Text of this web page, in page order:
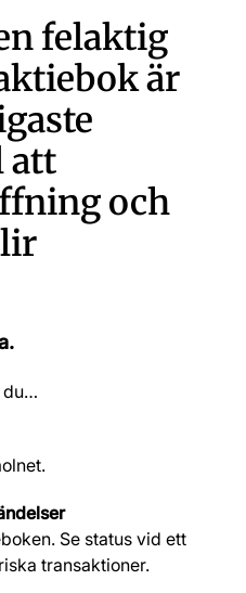
felaktig
är
att
och
du…
Se status vid ett
transaktioner.